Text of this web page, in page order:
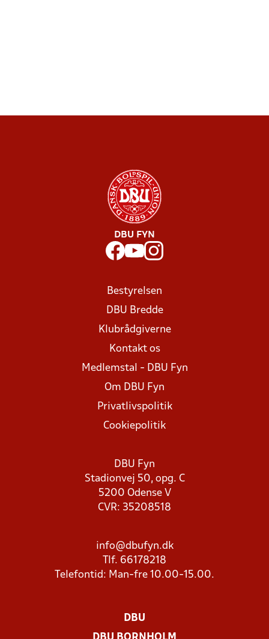
DBU FYN
Bestyrelsen
DBU Bredde
Klubrådgiverne
Kontakt os
Medlemstal - DBU Fyn
Om DBU Fyn
Privatlivspolitik
Cookiepolitik
DBU Fyn
Stadionvej 50, opg. C
5200 Odense V
CVR: 35208518
info@dbufyn.dk
Tlf. 66178218
Telefontid: Man-fre 10.00-15.00.
DBU